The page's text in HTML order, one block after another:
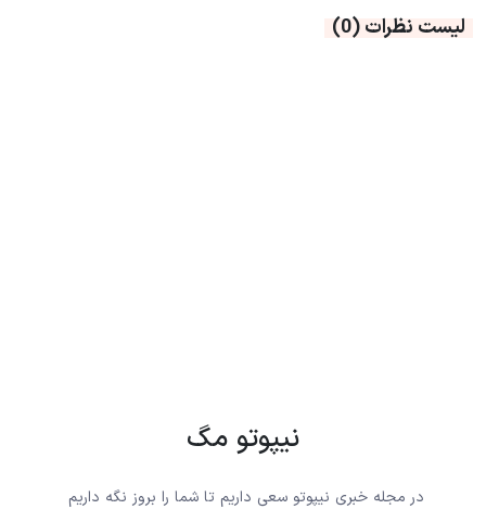
لیست نظرات(0)
نیپوتو مگ
در مجله خبری نیپوتو سعی داریم تا شما را بروز نگه داریم